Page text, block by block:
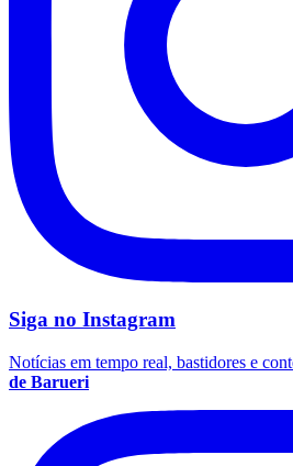
Fluminense
Siga no Instagram
Notícias em tempo real, bastidores e
de Barueri